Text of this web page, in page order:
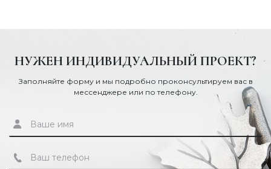
НУЖЕН ИНДИВИДУАЛЬНЫЙ ПРОЕКТ?
Заполняйте форму и мы подробно проконсультируем вас в
мессенджере или по телефону.